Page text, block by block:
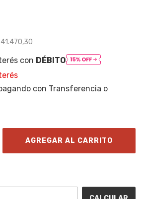
con DÉBITO
con Transferencia o